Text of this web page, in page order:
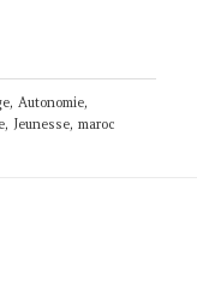
sont-ils un
, Autonomie,
, Jeunesse, maroc